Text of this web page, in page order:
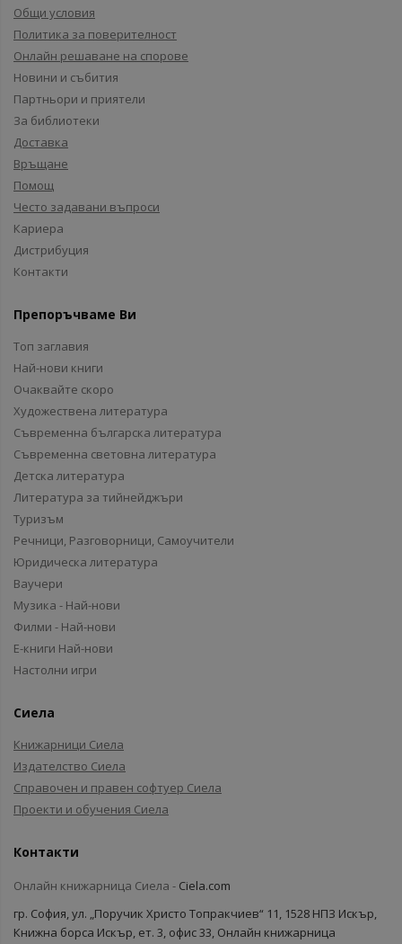
Общи условия
Политика за поверителност
Онлайн решаване на спорове
Новини и събития
Партньори и приятели
За библиотеки
Доставка
Връщане
Помощ
Често задавани въпроси
Кариера
Дистрибуция
Контакти
Препоръчваме Ви
Топ заглавия
Най-нови книги
Очаквайте скоро
Художествена литература
Съвременна българска литература
Съвременна световна литература
Детска литература
Литература за тийнейджъри
Туризъм
Речници, Разговорници, Самоучители
Юридическа литература
Ваучери
Музика - Най-нови
Филми - Най-нови
Е-книги Най-нови
Настолни игри
Сиела
Книжарници Сиела
Издателство Сиела
Справочен и правен софтуер Сиела
Проекти и обучения Сиела
Контакти
Онлайн книжарница Сиела - Ciela.com
гр. София, ул. „Поручик Христо Топракчиев“ 11, 1528 НПЗ Искър,
Книжна борса Искър, ет. 3, офис 33, Онлайн книжарница